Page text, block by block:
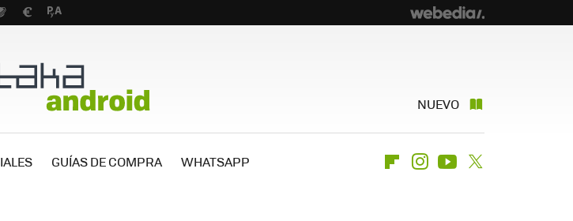
NUEVO
GUÍAS DE COMPRA WHATSAPP FlipboardInstagramYoutube